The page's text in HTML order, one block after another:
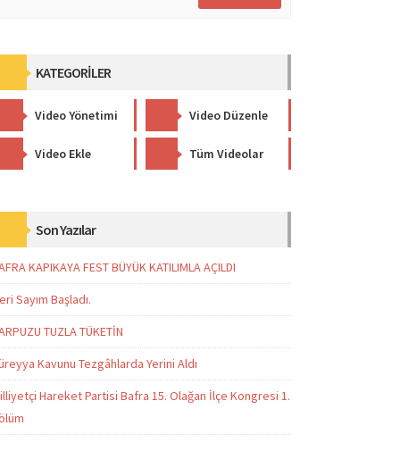
KATEGORİLER
Video Yönetimi Video Düzenle
Video Ekle Tüm Videolar
Son Yazılar
KAPIKAYA FEST BÜYÜK KATILIMLA AÇILDI
Sayım Başladı.
TUZLA TÜKETİN
Kavunu Tezgâhlarda Yerini Aldı
Hareket Partisi Bafra 15. Olağan İlçe Kongresi 1.